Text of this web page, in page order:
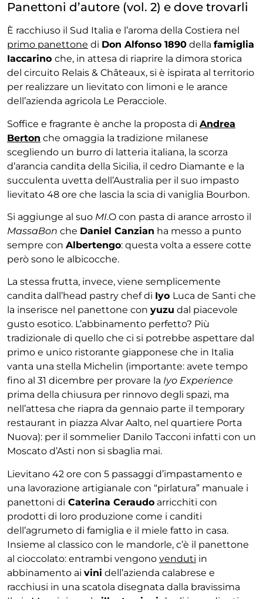
Panettoni d’autore (vol. 2) e dove trovarli
È racchiuso il Sud Italia e l’aroma della Costiera nel
primo panettone di Don Alfonso 1890 della famiglia
Iaccarino che, in attesa di riaprire la dimora storica
del circuito Relais & Châteaux, si è ispirata al territorio
per realizzare un lievitato con limoni e le arance
dell’azienda agricola Le Peracciole.
Soffice e fragrante è anche la proposta di Andrea
Berton che omaggia la tradizione milanese
scegliendo un burro di latteria italiana, la scorza
d’arancia candita della Sicilia, il cedro Diamante e la
succulenta uvetta dell’Australia per il suo impasto
lievitato 48 ore che lascia la scia di vaniglia Bourbon.
Si aggiunge al suo MI.O con pasta di arance arrosto il
MassaBon che Daniel Canzian ha messo a punto
sempre con Albertengo: questa volta a essere cotte
però sono le albicocche.
La stessa frutta, invece, viene semplicemente
candita dall’head pastry chef di Iyo Luca de Santi che
la inserisce nel panettone con yuzu dal piacevole
gusto esotico. L’abbinamento perfetto? Più
tradizionale di quello che ci si potrebbe aspettare dal
primo e unico ristorante giapponese che in Italia
vanta una stella Michelin (importante: avete tempo
fino al 31 dicembre per provare la Iyo Experience
prima della chiusura per rinnovo degli spazi, ma
nell’attesa che riapra da gennaio parte il temporary
restaurant in piazza Alvar Aalto, nel quartiere Porta
Nuova): per il sommelier Danilo Tacconi infatti con un
Moscato d’Asti non si sbaglia mai.
Lievitano 42 ore con 5 passaggi d’impastamento e
una lavorazione artigianale con “pirlatura” manuale i
panettoni di Caterina Ceraudo arricchiti con
prodotti di loro produzione come i canditi
dell’agrumeto di famiglia e il miele fatto in casa.
Insieme al classico con le mandorle, c’è il panettone
al cioccolato: entrambi vengono venduti in
abbinamento ai vini dell’azienda calabrese e
racchiusi in una scatola disegnata dalla bravissima